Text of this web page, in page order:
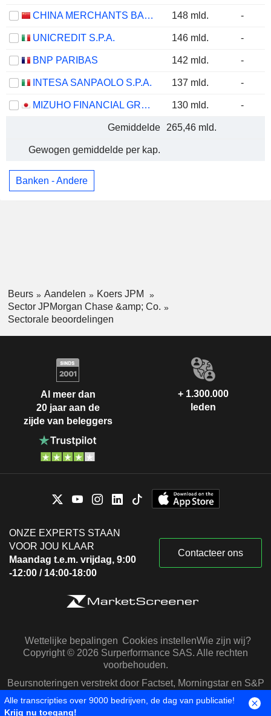
CHINA MERCHANTS BANK CO., LTD. 148 mld. -
UNICREDIT S.P.A. 146 mld. -
BNP PARIBAS 142 mld. -
INTESA SANPAOLO S.P.A. 137 mld. -
MIZUHO FINANCIAL GROUP, INC. 130 mld. -
Gemiddelde 265,46 mld.
Gewogen gemiddelde per kap.
Banken - Andere
Beurs Aandelen
Koers JPM
Sector JPMorgan Chase &amp; Co.
Sectorale beoordelingen
Al meer dan
20 jaar aan de
zijde van beleggers
+ 1.300.000
leden
ONZE EXPERTS STAAN
VOOR JOU KLAAR
Maandag t.e.m. vrijdag, 9:00
-12:00 / 14:00-18:00
Contacteer ons
Wettelijke bepalingen Cookies instellenWie zijn wij?
Copyright © 2026 Surperformance SAS. Alle rechten
voorbehouden.
Beursnoteringen verstrekt door Factset, Morningstar en S&P
Capital IQ
Alle transcripties over 9000 bedrijven, de dag van publicatie!
Krijg nu toegang!